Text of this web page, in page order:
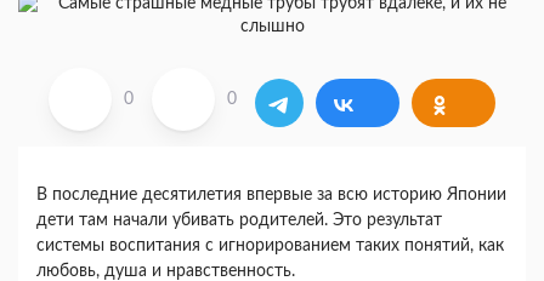
0 0
В последние десятилетия впервые за всю историю Японии
дети там начали убивать родителей. Это ре­зультат
системы воспитания с игнорированием таких понятий, как
любовь, душа и нравственность.